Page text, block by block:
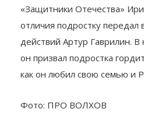
«Защитники Отечества»
отличия подростку передал
действий Артур Гаврилин. В
он призвал подростка
как он любил свою семью и
Фото: ПРО ВОЛХОВ